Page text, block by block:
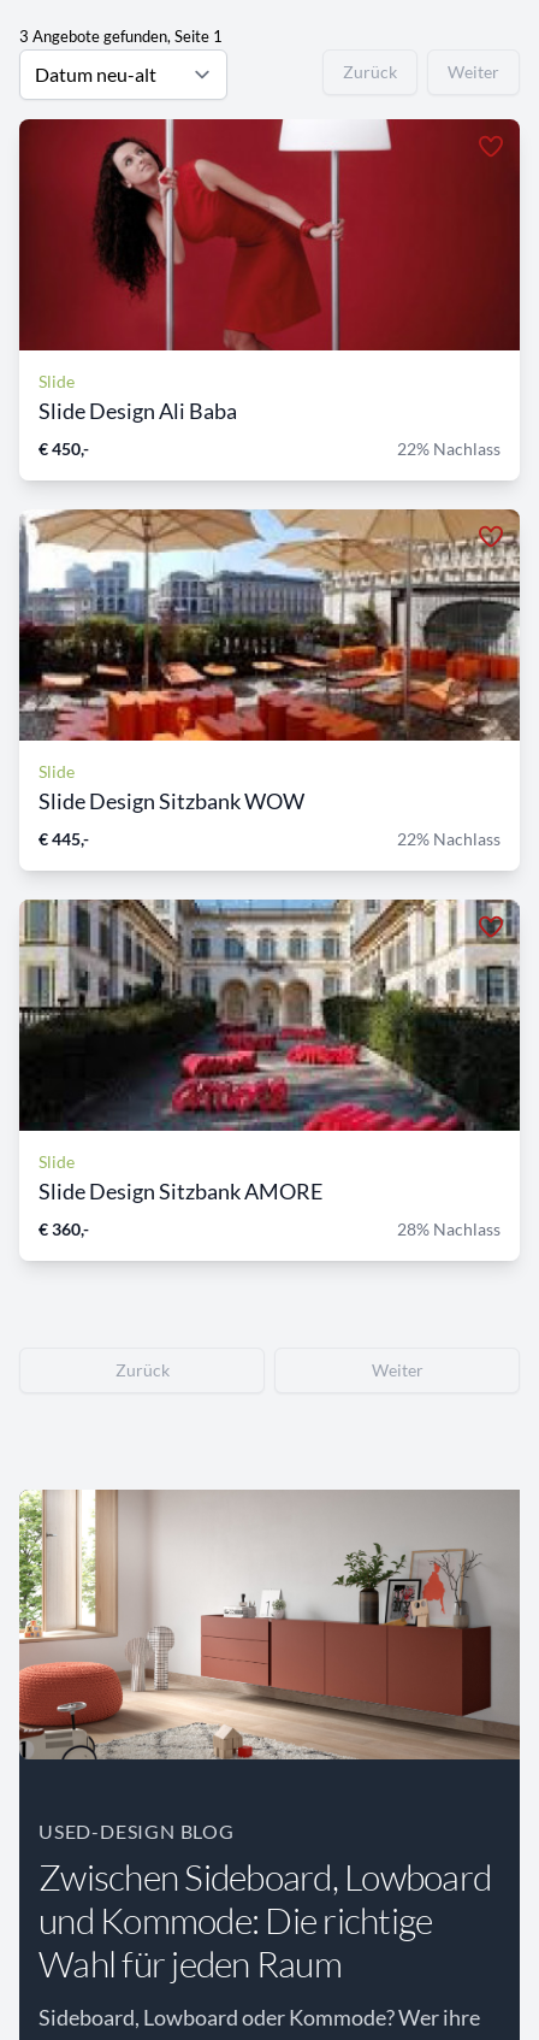
3 Angebote gefunden, Seite 1
Zurück Weiter
Slide
Slide Design Ali Baba
€ 450,- 22% Nachlass
Slide
Slide Design Sitzbank WOW
€ 445,- 22% Nachlass
Slide
Slide Design Sitzbank AMORE
€ 360,- 28% Nachlass
Zurück Weiter
USED-DESIGN BLOG
Zwischen Sideboard, Lowboard
und Kommode: Die richtige
Wahl für jeden Raum
Sideboard, Lowboard oder Kommode? Wer ihre